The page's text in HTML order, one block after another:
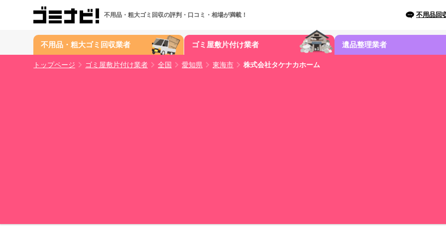
不用品・粗大ゴミ回収の評判・口コミ・相場が満載！ 不用品回
不用品・粗大ゴミ回収業者 ゴミ屋敷片付け業者 遺品整理業者
トップページ ゴミ屋敷片付け業者 全国 愛知県 東海市 株式会社タケナカホーム